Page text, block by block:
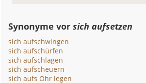
Synonyme vorsich aufsetzen
sich aufschwingen
sich aufschürfen
sich aufschlagen
sich aufscheuern
sich aufs Ohr legen